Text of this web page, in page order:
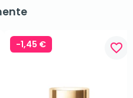
-1,45 € favorite_border